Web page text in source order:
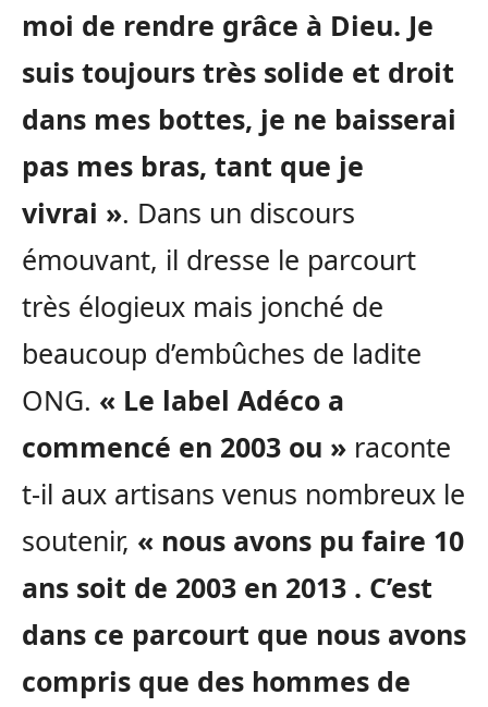
moi de rendre grâce à Dieu. Je
suis toujours très solide et droit
dans mes bottes, je ne baisserai
pas mes bras, tant que je
vivrai ». Dans un discours
émouvant, il dresse le parcourt
très élogieux mais jonché de
beaucoup d’embûches de ladite
ONG. « Le label Adéco a
commencé en 2003 ou » raconte
t-il aux artisans venus nombreux le
soutenir, « nous avons pu faire 10
ans soit de 2003 en 2013 . C’est
dans ce parcourt que nous avons
compris que des hommes de